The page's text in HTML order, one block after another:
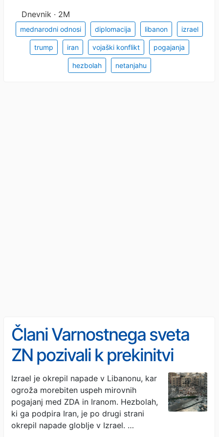
Dnevnik · 2M
mednarodni odnosi diplomacija libanon izrael
trump iran vojaški konflikt pogajanja
hezbolah netanjahu
Člani Varnostnega sveta
ZN pozivali k prekinitvi
vojne v Libanonu
Izrael je okrepil napade v Libanonu, kar
ogroža morebiten uspeh mirovnih
pogajanj med ZDA in Iranom. Hezbolah,
ki ga podpira Iran, je po drugi strani
okrepil napade globlje v Izrael. …